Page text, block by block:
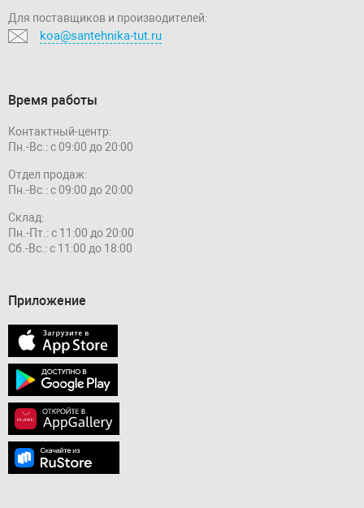
Для поставщиков и производителей:
koa@santehnika-tut.ru
Время работы
Контактный-центр:
Пн.-Вс.: с 09:00 до 20:00
Отдел продаж:
Пн.-Вс.: с 09:00 до 20:00
Склад:
Пн.-Пт.: с 11:00 до 20:00
Сб.-Вс.: с 11:00 до 18:00
Приложение